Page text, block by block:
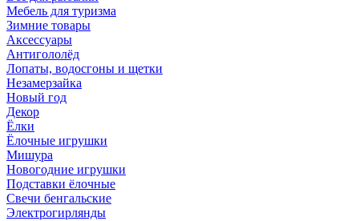
Мебель для туризма
Зимние товары
Аксессуары
Антигололёд
Лопаты, водосгоны и щетки
Незамерзайка
Новый год
Декор
Ёлки
Ёлочные игрушки
Мишура
Новогодние игрушки
Подставки ёлочные
Свечи бенгальские
Электрогирлянды